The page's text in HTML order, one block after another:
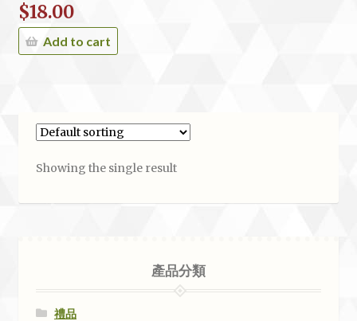
$18.00
Add to cart
Showing the single result
產品分類
禮品